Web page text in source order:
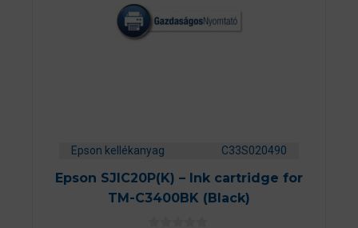
Epson kellékanyag C33S020490
Epson SJIC20P(K) – Ink cartridge for
TM-C3400BK (Black)